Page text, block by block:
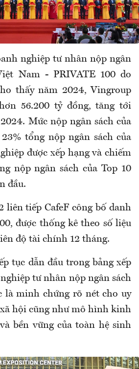
nghiệp tư nhân nộp ngân
Nam - PRIVATE 100 do
thấy năm 2024, Vingroup
56.200 tỷ đồng, tăng tới
Mức nộp ngân sách của
tổng nộp ngân sách của
được xếp hạng và chiếm
nộp ngân sách của Top 10
đầu.
liên tiếp CafeF công bố danh
được thống kê theo số liệu
độ tài chính 12 tháng.
tục dẫn đầu trong bảng xếp
tư nhân nộp ngân sách
là minh chứng rõ nét cho uy
hội cũng như mô hình kinh
bền vững của toàn hệ sinh